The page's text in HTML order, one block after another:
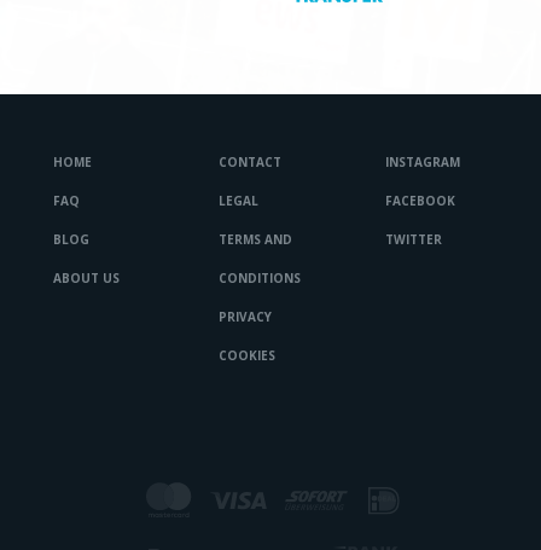
HOME
FAQ
BLOG
ABOUT US
CONTACT
LEGAL
TERMS AND
CONDITIONS
PRIVACY
COOKIES
INSTAGRAM
FACEBOOK
TWITTER